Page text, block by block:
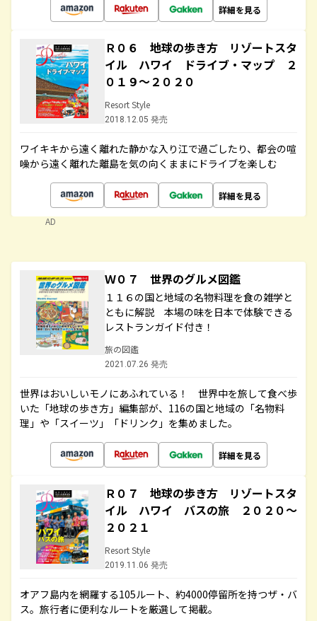
詳細を見る
Ｒ０６ 地球の歩き方 リゾートスタ
イル ハワイ ドライブ・マップ ２
０１９～２０２０
Resort Style
2018.12.05 発売
ワイキキから遠く離れた静かな入り江で過ごしたり、都会の喧
噪から遠く離れた離島を気の向くままにドライブを楽しむ
詳細を見る
AD
Ｗ０７ 世界のグルメ図鑑
１１６の国と地域の名物料理を食の雑学と
ともに解説 本場の味を日本で体験できる
レストランガイド付き！
旅の図鑑
2021.07.26 発売
世界はおいしいモノにあふれている！ 世界中を旅して食べ歩
いた「地球の歩き方」編集部が、116の国と地域の「名物料
理」や「スイーツ」「ドリンク」を集めました。
詳細を見る
Ｒ０７ 地球の歩き方 リゾートスタ
イル ハワイ バスの旅 ２０２０～
２０２１
Resort Style
2019.11.06 発売
オアフ島内を網羅する105ルート、約4000停留所を持つザ・バ
ス。旅行者に便利なルートを厳選して掲載。